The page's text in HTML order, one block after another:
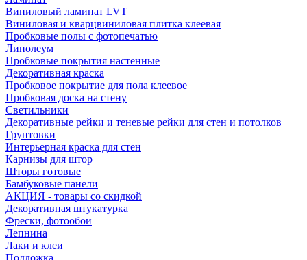
Виниловый ламинат LVT
Виниловая и кварцвиниловая плитка клеевая
Пробковые полы с фотопечатью
Линолеум
Пробковые покрытия настенные
Декоративная краска
Пробковое покрытие для пола клеевое
Пробковая доска на стену
Светильники
Декоративные рейки и теневые рейки для стен и потолков
Грунтовки
Интерьерная краска для стен
Карнизы для штор
Шторы готовые
Бамбуковые панели
АКЦИЯ - товары со скидкой
Декоративная штукатурка
Фрески, фотообои
Лепнина
Лаки и клеи
Подложка